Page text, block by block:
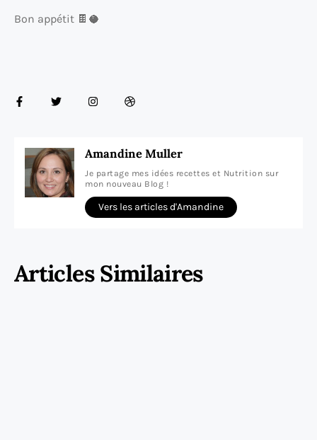
Bon appétit 🍫🥥
Amandine Muller
Je partage mes idées recettes et Nutrition sur
mon nouveau Blog !
Vers les articles d'Amandine
Articles Similaires